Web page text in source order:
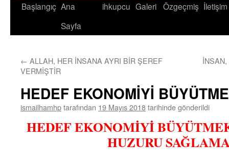
Başlangıç Ana
Sayfa
ihkupcu Galeri Özgeçmiş İletişim
← ALLAH, HER İNSANA AYRI BİR ŞEREF
VERMİŞTİR
HEDEF EKONOMİYİ
ismailhamhptarafından 19 Mayıs 2018tarihinde gönderildi
HEDEF EKONOMİYİ
HUZURU